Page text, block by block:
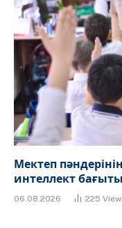
Мектеп
интеллект
06.08.2026 225